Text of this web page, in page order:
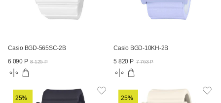
Casio BGD-565SC-2B
6 090 Р 8 125 Р
Casio BGD-10KH-2B
5 820 Р 7 763 Р
25% 25%